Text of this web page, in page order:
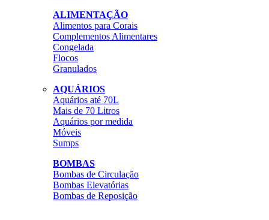
ALIMENTAÇÃO
Alimentos para Corais
Complementos Alimentares
Congelada
Flocos
Granulados
AQUÁRIOS
Aquários até 70L
Mais de 70 Litros
Aquários por medida
Móveis
Sumps
BOMBAS
Bombas de Circulação
Bombas Elevatórias
Bombas de Reposição